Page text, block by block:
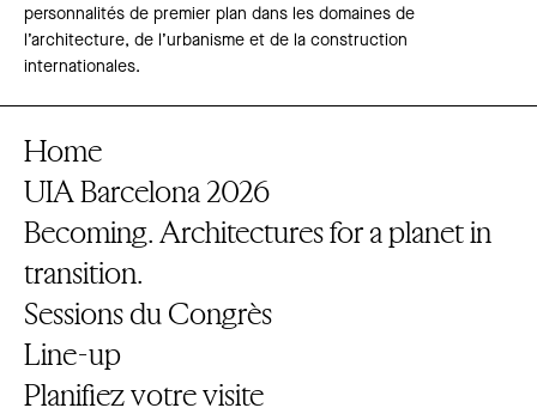
personnalités de premier plan dans les domaines de
l’architecture, de l’urbanisme et de la construction
internationales.
Home
UIA Barcelona 2026
Becoming. Architectures for a planet in
transition.
Sessions du Congrès
Line-up
Planifiez votre visite